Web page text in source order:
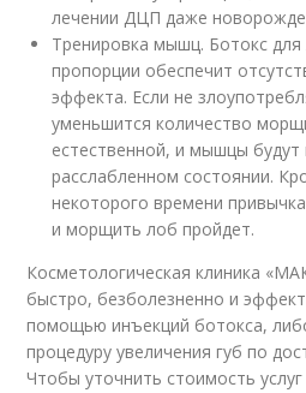
лечении ДЦП даже
Тренировка мышц. Ботокс для
пропорции обеспечит
эффекта. Если не
уменьшится количество
естественной, и мышцы будут
расслабленном состоянии.
некоторого времени
и морщить лоб пройдет.
Косметологическая клиника
быстро, безболезненно и
помощью инъекций ботокса,
процедуру увеличения губ по
Чтобы уточнить стоимость